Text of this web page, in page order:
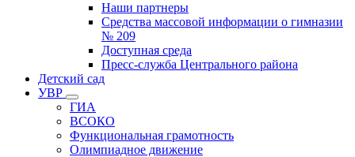
Наши партнеры
Средства массовой информации о гимназии
№ 209
Доступная среда
Пресс-служба Центрального района
Детский сад
УВР
ГИА
ВСОКО
Функциональная грамотность
Олимпиадное движение